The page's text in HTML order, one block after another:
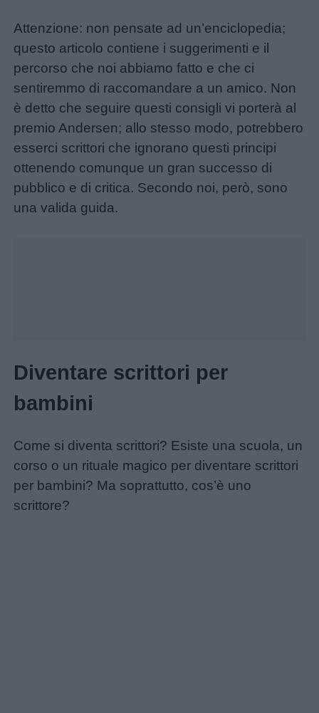
Home
Attenzione: non pensate ad un’enciclopedia;
questo articolo contiene i suggerimenti e il
percorso che noi abbiamo fatto e che ci
sentiremmo di raccomandare a un amico. Non
è detto che seguire questi consigli vi porterà al
premio Andersen; allo stesso modo, potrebbero
esserci scrittori che ignorano questi principi
ottenendo comunque un gran successo di
pubblico e di critica. Secondo noi, però, sono
una valida guida.
Diventare scrittori per
bambini
Come si diventa scrittori? Esiste una scuola, un
corso o un rituale magico per diventare scrittori
per bambini? Ma soprattutto, cos’è uno
scrittore?